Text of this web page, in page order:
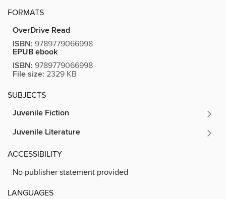
FORMATS
OverDrive Read
ISBN: 9789779066998
EPUB ebook
ISBN: 9789779066998
File size: 2329 KB
SUBJECTS
Juvenile Fiction
Juvenile Literature
ACCESSIBILITY
No publisher statement provided
LANGUAGES